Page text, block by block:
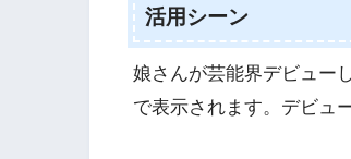
活用シーン
娘さんが芸能界デビュー
で表示されます。デビュ